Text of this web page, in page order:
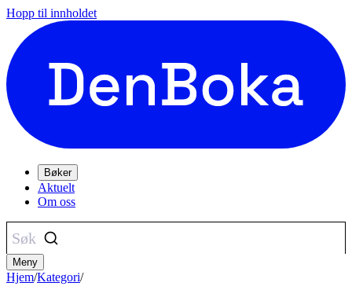
Hopp til innholdet
Bøker
Aktuelt
Om oss
Søk
Meny
Hjem/Kategori/